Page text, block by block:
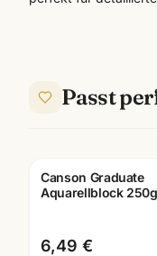
Passt
Canson Graduate
Aquarellblock 250g
Mannheim
6,49 €